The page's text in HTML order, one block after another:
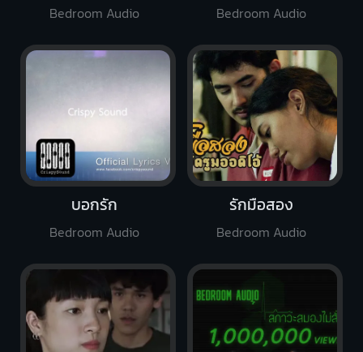
รักมือสอง
Bedroom Audio
Bedroom Audio
บอกรัก
Bedroom Audio
Bedroom Audio